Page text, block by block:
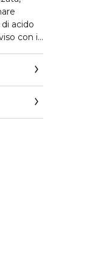
acido
con il